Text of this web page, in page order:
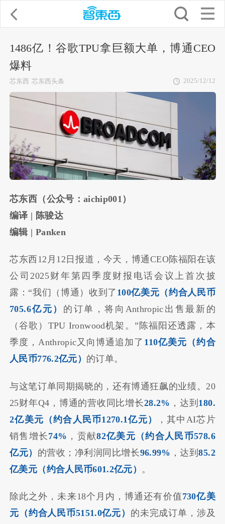
1486亿！谷歌TPU拿巨额大单，博通CEO
爆料
芯东西 芯东西头条 2025/12/12
芯东西（公众号：aichip001）
编译 | 陈骏达
编辑 | Panken
芯东西12月12日报道，今天，博通CEO陈福阳在该
公司2025财年第四季度财报电话会议上首次披
露：“我们（博通）收到了 100亿美元 （约合人民币
705.6亿元） 的订单，将向Anthropic出售最新的
（谷歌）TPU Ironwood机架。”陈福阳还透露，本
季度，Anthropic又向博通追加了 110亿美元（约合
人民币776.2亿元） 的订单。
与这笔订单同期揭晓的，还有博通狂飙的业绩。20
25财年Q4，博通的营收同比增长28.2% ，达到 180.
2亿美元（约合人民币1270.1亿元）
，其中AI芯片
销售增长74% ，贡献82亿美元（约合人民币578.6
亿元） 的营收；净利润同比增长96.99% ，达到85.2
亿美元（约合人民币601.2亿元） 。
除此之外，未来18个月内，博通还有价值730亿美
元（约合人民币5151.0亿元） 的未完成订单，涉及